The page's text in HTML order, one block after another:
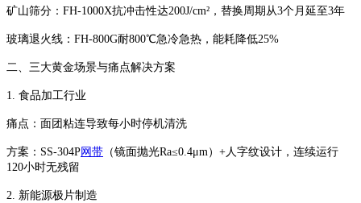
‌矿山筛分‌：FH-1000X抗冲击性达200J/cm²，替换周期从3个月延至3年
‌玻璃退火线‌：FH-800G耐800℃急冷急热，能耗降低25%
二、三大黄金场景与痛点解决方案
1. ‌食品加工行业‌
‌痛点‌：面团粘连导致每小时停机清洗
‌方案‌：SS-304P网带 （镜面抛光Ra≤0.4μm）+人字纹设计，连续运行
120小时无残留
2. ‌新能源极片制造‌